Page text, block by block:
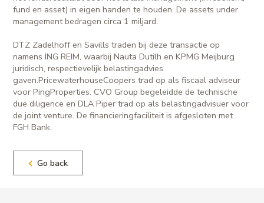
fund en asset) in eigen handen te houden. De assets under
management bedragen circa 1 miljard.
DTZ Zadelhoff en Savills traden bij deze transactie op
namens ING REIM, waarbij Nauta Dutilh en KPMG Meijburg
juridisch, respectievelijk belastingadvies
gaven.PricewaterhouseCoopers trad op als fiscaal adviseur
voor PingProperties. CVO Group begeleidde de technische
due diligence en DLA Piper trad op als belastingadvisuer voor
de joint venture. De financieringfaciliteit is afgesloten met
FGH Bank.
Go back